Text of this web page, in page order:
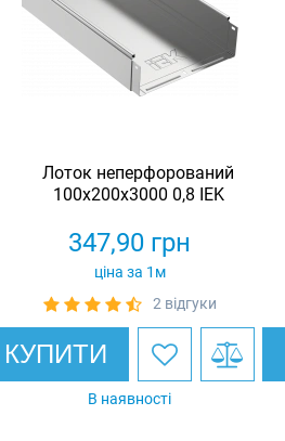
Лоток неперфорований
100x200x3000 0,8 IEK
347,90 грн
ціна за 1м
2 відгуки
КУПИТИ
В наявності